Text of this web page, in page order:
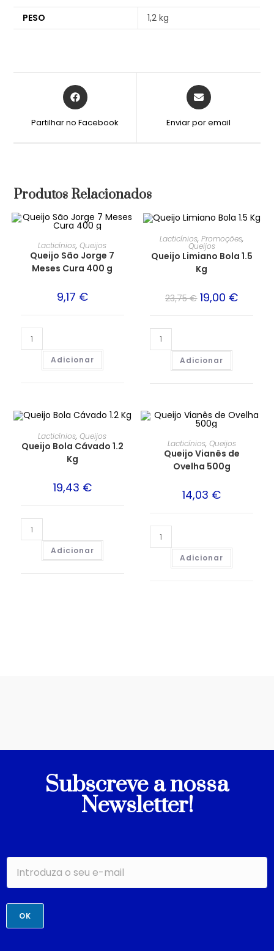
PESO 1,2 kg
Partilhar no Facebook Enviar por email
Produtos Relacionados
Lacticínios,Queijos
Queijo São Jorge 7
Meses Cura 400 g
9,17 €
Adicionar
PROMOÇÃO!
Lacticínios,Promoções,
Queijos
Queijo Limiano Bola 1.5
Kg
23,75€ 19,00 €
Adicionar
Lacticínios,Queijos
Queijo Bola Cávado 1.2
Kg
19,43 €
Adicionar
Lacticínios, Queijos
Queijo Vianês de
Ovelha 500g
14,03 €
Adicionar
Subscreve a nossa
Newsletter!
OK